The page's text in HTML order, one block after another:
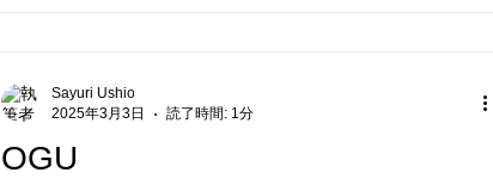
OGU
Sayuri Ushio
2025年3月3日
読了時間: 1分